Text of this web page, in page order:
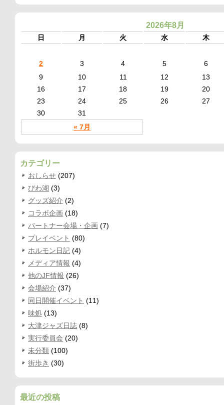
2026年8月
日 月 火 水 木
« 7月
2 3 4 5
6
9
10 11 12
13
16
17 18 19
20
23
24 25 26
27
30
31
カテゴリー
おしらせ (207)
びわ湖 (3)
グッズ紹介 (2)
コラボ企画 (18)
パートナー会場・企画 (7)
プレイベント (80)
ホルモン日記 (4)
メディア情報 (4)
他のJF情報 (26)
会場紹介 (37)
同日開催イベント (11)
味処 (13)
大津ジャズ日誌 (8)
実行委員会 (20)
未分類 (100)
街歩き (30)
最近の投稿